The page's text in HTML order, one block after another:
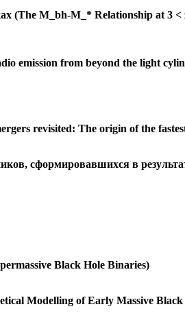
M_bh-M_* Relationship at 3 <
emission from beyond the light
revisited: The origin of the
сформировавшихся в
Black Hole Binaries)
Modelling of Early Massive Black